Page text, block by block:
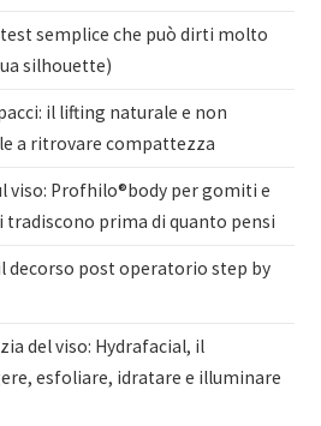
semplice che può dirti molto
silhouette)
il lifting naturale e non
a ritrovare compattezza
viso: Profhilo®body per gomiti e
tradiscono prima di quanto pensi
decorso post operatorio step by
del viso: Hydrafacial, il
esfoliare, idratare e illuminare